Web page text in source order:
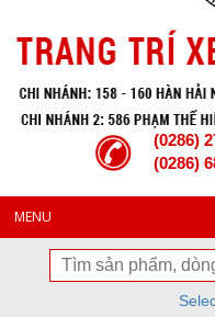
(0286)
(0286)
MENU